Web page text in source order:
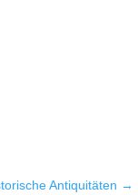
Antiquitäten →